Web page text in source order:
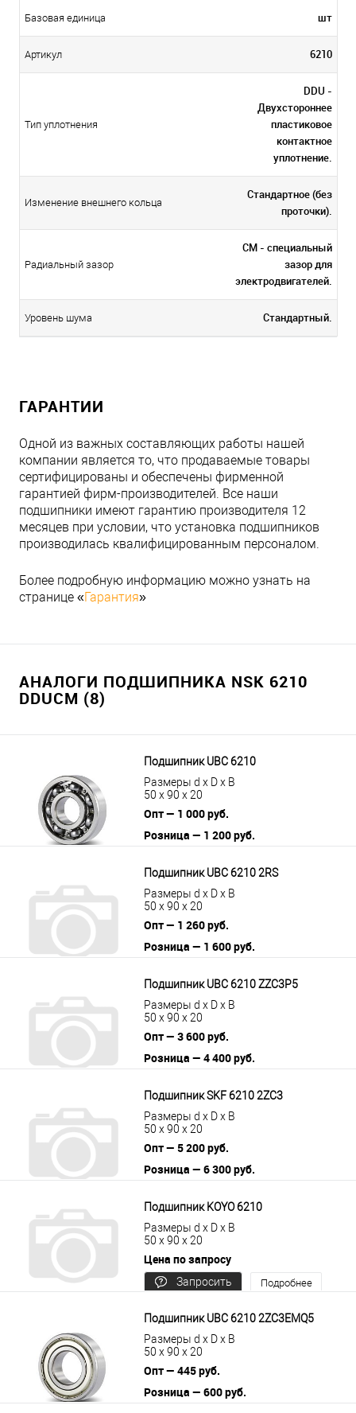
Базовая единица шт
Артикул 6210
Тип уплотнения
DDU -
Двухстороннее
пластиковое
контактное
уплотнение.
Изменение внешнего кольца
Стандартное (без
проточки).
Радиальный зазор
CM - специальный
зазор для
электродвигателей.
Уровень шума Стандартный.
ГАРАНТИИ
Одной из важных составляющих работы нашей
компании является то, что продаваемые товары
сертифицированы и обеспечены фирменной
гарантией фирм-производителей. Все наши
подшипники имеют гарантию производителя 12
месяцев при условии, что установка подшипников
производилась квалифицированным персоналом.
Более подробную информацию можно узнать на
странице «Гарантия»
АНАЛОГИ ПОДШИПНИКА NSK 6210
DDUCM (8)
Подшипник UBC 6210
Размеры d x D x B
50 x 90 x 20
Опт — 1 000 руб.
Розница — 1 200 руб.
Подшипник UBC 6210 2RS
Размеры d x D x B
50 x 90 x 20
Опт — 1 260 руб.
Розница — 1 600 руб.
Подшипник UBC 6210 ZZC3P5
Размеры d x D x B
50 x 90 x 20
Опт — 3 600 руб.
Розница — 4 400 руб.
Подшипник SKF 6210 2ZC3
Размеры d x D x B
50 x 90 x 20
Опт — 5 200 руб.
Розница — 6 300 руб.
Подшипник KOYO 6210
Размеры d x D x B
50 x 90 x 20
Цена по запросу
Запросить
Подробнее
Подшипник UBC 6210 2ZC3EMQ5
Размеры d x D x B
50 x 90 x 20
Опт — 445 руб.
Розница — 600 руб.